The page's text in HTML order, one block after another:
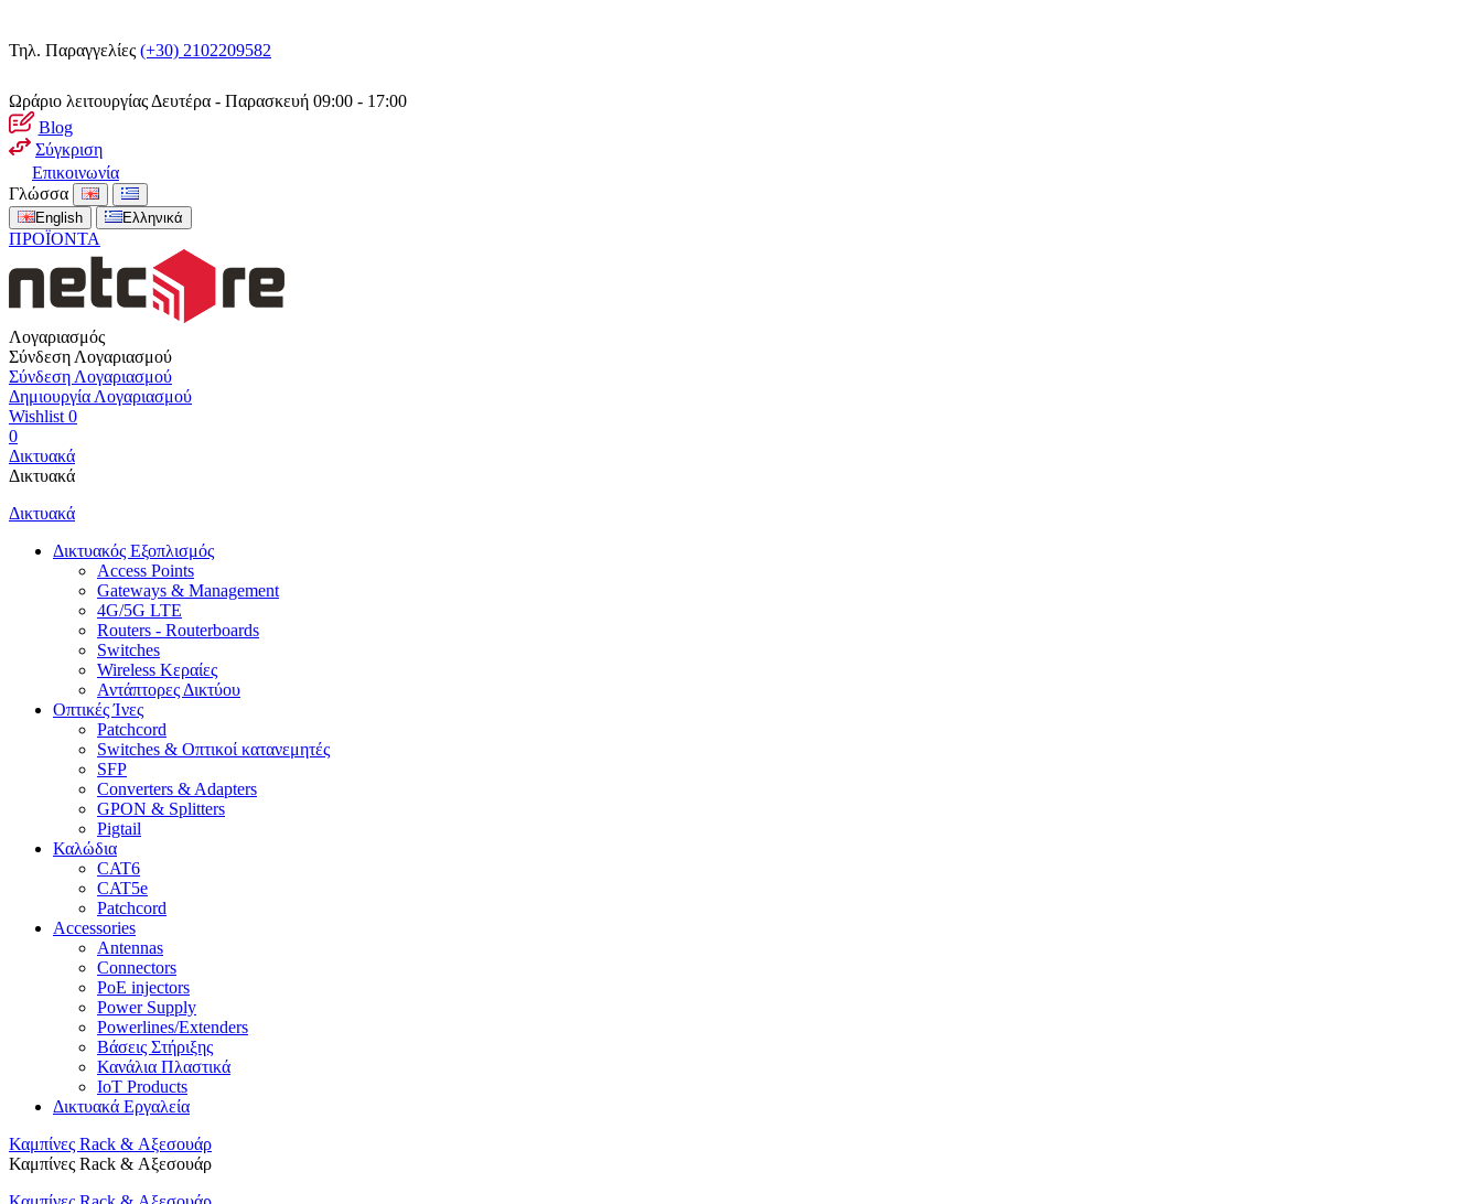
Τηλ. Παραγγελίες (+30) 2102209582
Ωράριο λειτουργίας Δευτέρα - Παρασκευή 09:00 - 17:00
Blog
Σύγκριση
Επικοινωνία
Γλώσσα
English Ελληνικά
ΠΡΟΪΟΝΤΑ
Λογαριασμός
Σύνδεση Λογαριασμού
Σύνδεση Λογαριασμού
Δημιουργία Λογαριασμού
Wishlist 0
0
Δικτυακά
Δικτυακά
Δικτυακά
Δικτυακός Εξοπλισμός
Access Points
Gateways & Management
4G/5G LTE
Routers - Routerboards
Switches
Wireless Κεραίες
Αντάπτορες Δικτύου
Οπτικές Ίνες
Patchcord
Switches & Οπτικοί κατανεμητές
SFP
Converters & Adapters
GPON & Splitters
Pigtail
Καλώδια
CAT6
CAT5e
Patchcord
Accessories
Antennas
Connectors
PoE injectors
Power Supply
Powerlines/Extenders
Βάσεις Στήριξης
Κανάλια Πλαστικά
IoT Products
Δικτυακά Εργαλεία
Καμπίνες Rack & Αξεσουάρ
Καμπίνες Rack & Αξεσουάρ